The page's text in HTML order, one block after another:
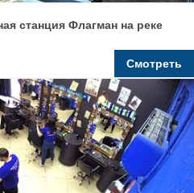
станция Флагман на реке
Смотреть